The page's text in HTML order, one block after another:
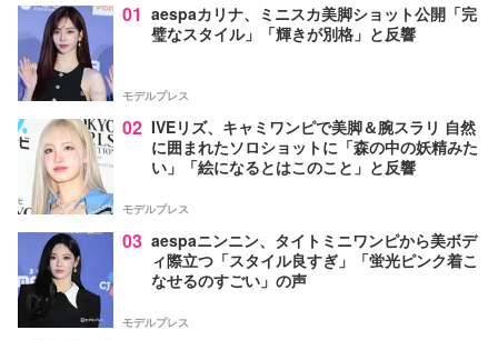
01 aespaカリナ、ミニスカ美脚ショット公開「完
璧なスタイル」「輝きが別格」と反響
モデルプレス
02 IVEリズ、キャミワンピで美脚＆腕スラリ 自然
に囲まれたソロショットに「森の中の妖精みた
い」「絵になるとはこのこと」と反響
モデルプレス
03 aespaニンニン、タイトミニワンピから美ボデ
ィ際立つ「スタイル良すぎ」「蛍光ピンク着こ
なせるのすごい」の声
モデルプレス